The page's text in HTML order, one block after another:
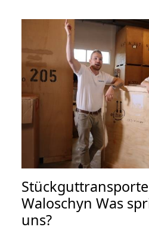
Waloschyn Was
uns?